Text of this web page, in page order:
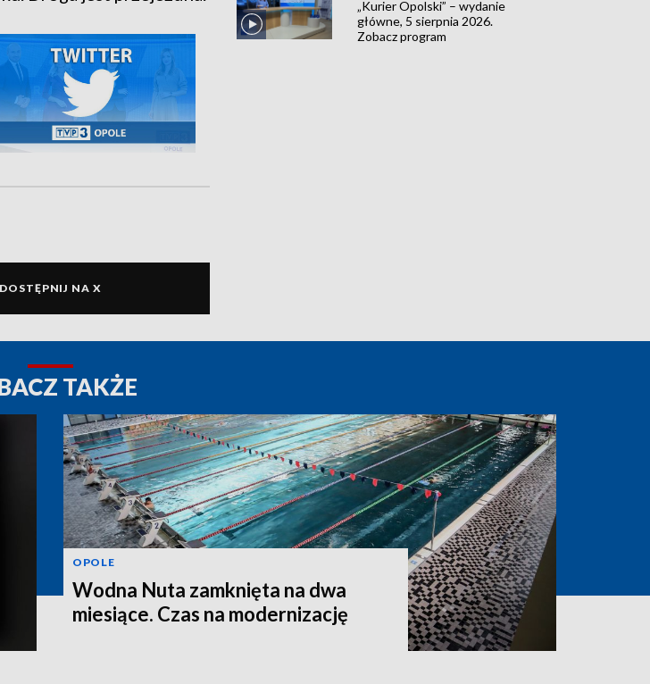
NA X
„Kurier Opolski” – wydanie
główne, 5 sierpnia 2026.
Zobacz program
TAKŻE
OPOLE
Wodna Nuta zamknięta na dwa
miesiące. Czas na modernizację